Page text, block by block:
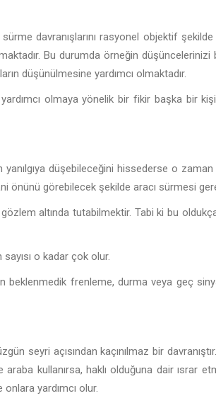
davranışlarını rasyonel objektif
Bu durumda örneğin düşüncelerinizi
düşünülmesine yardımcı olmaktadır.
olmaya yönelik bir fikir başka bir
düşebileceğini hissederse o zaman
önünü görebilecek şekilde aracı sürmesi
altında tutabilmektir. Tabi ki bu
o kadar çok olur.
beklenmedik frenleme, durma veya geç
seyri açısından kaçınılmaz bir
kullanırsa, haklı olduğuna dair ısrar
yardımcı olur.